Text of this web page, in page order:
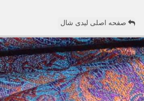
صفحه اصلی لیدی شال